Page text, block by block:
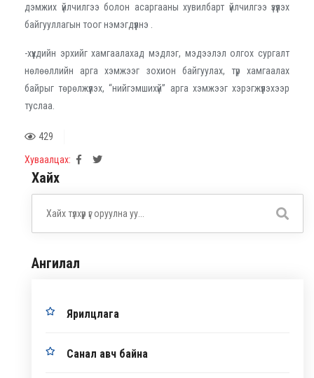
дэмжих үйлчилгээ болон асаргааны хувилбарт үйлчилгээ үзүүлэх
байгууллагын тоог нэмэгдүүлнэ .
-хүүхдийн эрхийг хамгаалахад мэдлэг, мэдээлэл олгох сургалт
нөлөөллийн арга хэмжээг зохион байгуулах, түр хамгаалах
байрыг төрөлжүүлэх, “нийгэмшихүй” арга хэмжээг хэрэгжүүлэхээр
туслаа.
429
Хуваалцах:
Хайх
Ангилал
Ярилцлага
Санал авч байна